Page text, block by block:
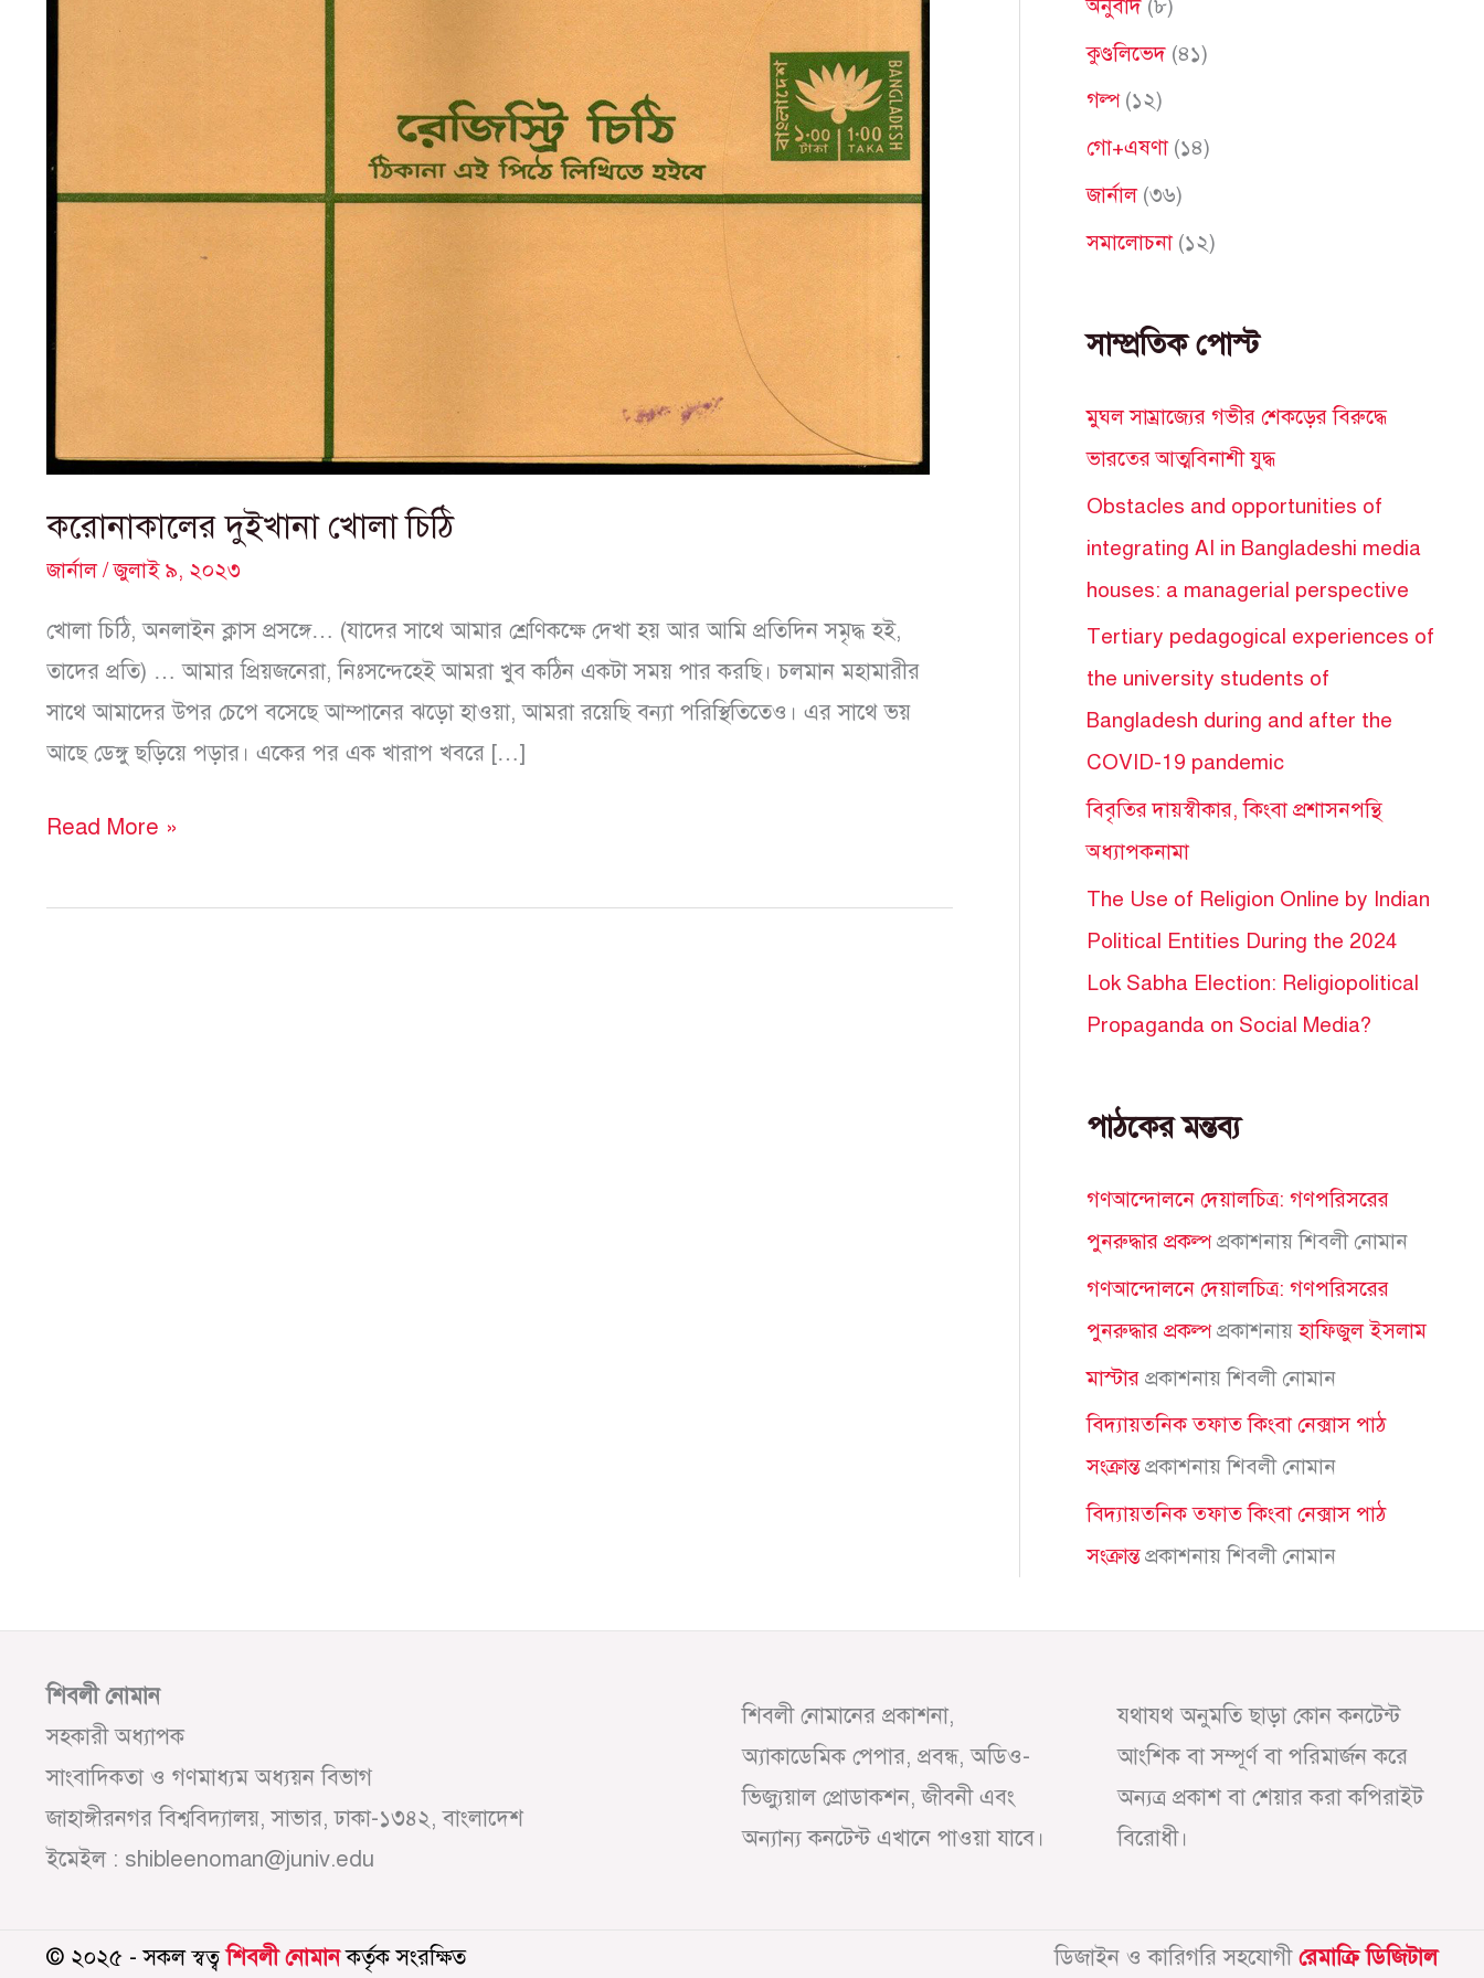
করোনাকালের দুইখানা খোলা চিঠি
জার্নাল/জুলাই ৯, ২০২৩
খোলা চিঠি, অনলাইন ক্লাস প্রসঙ্গে… (যাদের সাথে আমার শ্রেণিকক্ষে দেখা হয় আর আমি প্রতিদিন সমৃদ্ধ হই,
তাদের প্রতি) … আমার প্রিয়জনেরা, নিঃসন্দেহেই আমরা খুব কঠিন একটা সময় পার করছি। চলমান মহামারীর
সাথে আমাদের উপর চেপে বসেছে আম্পানের ঝড়ো হাওয়া, আমরা রয়েছি বন্যা পরিস্থিতিতেও। এর সাথে ভয়
আছে ডেঙ্গু ছড়িয়ে পড়ার। একের পর এক খারাপ খবরে […]
খোলা
Read More »
:
অনুবাদ (৮)
কুণ্ডলিভেদ (৪১)
গল্প(১২)
গো+এষণা(১৪)
জার্নাল(৩৬)
সমালোচনা(১২)
সাম্প্রতিক পোস্ট
মুঘল সাম্রাজ্যের গভীর শেকড়ের বিরুদ্ধে
ভারতের আত্মবিনাশী যুদ্ধ
Obstacles and opportunities of
integrating AI in Bangladeshi media
houses: a managerial perspective
Tertiary pedagogical experiences of
the university students of
Bangladesh during and after the
COVID-19 pandemic
বিবৃতির দায়স্বীকার, কিংবা প্রশাসনপন্থি
অধ্যাপকনামা
The Use of Religion Online by Indian
Political Entities During the 2024
Lok Sabha Election: Religiopolitical
Propaganda on Social Media?
পাঠকের মন্তব্য
গণআন্দোলনে দেয়ালচিত্র: গণপরিসরের
পুনরুদ্ধার প্রকল্পপ্রকাশনায়শিবলী নোমান
গণআন্দোলনে দেয়ালচিত্র: গণপরিসরের
পুনরুদ্ধার প্রকল্পপ্রকাশনায়হাফিজুল ইসলাম
মাস্টার প্রকাশনায়শিবলী নোমান
বিদ্যায়তনিক তফাত কিংবা নেক্সাস পাঠ
সংক্রান্তপ্রকাশনায়শিবলী নোমান
বিদ্যায়তনিক তফাত কিংবা নেক্সাস পাঠ
সংক্রান্তপ্রকাশনায়শিবলী নোমান
শিবলী নোমান
সহকারী অধ্যাপক
সাংবাদিকতা ও গণমাধ্যম অধ্যয়ন বিভাগ
জাহাঙ্গীরনগর বিশ্ববিদ্যালয়, সাভার, ঢাকা-১৩৪২, বাংলাদেশ
ইমেইল : shibleenoman@juniv.edu
শিবলী নোমানের প্রকাশনা,
অ্যাকাডেমিক পেপার, প্রবন্ধ, অডিও-
ভিজ্যুয়াল প্রোডাকশন, জীবনী এবং
অন্যান্য কনটেন্ট এখানে পাওয়া যাবে।
যথাযথ অনুমতি ছাড়া কোন কনটেন্ট
আংশিক বা সম্পূর্ণ বা পরিমার্জন করে
অন্যত্র প্রকাশ বা শেয়ার করা কপিরাইট
বিরোধী।
© ২০২৫ - সকল স্বত্বশিবলী নোমানকর্তৃক সংরক্ষিত ডিজাইন ও কারিগরি সহযোগী রেমাক্রি ডিজিটাল